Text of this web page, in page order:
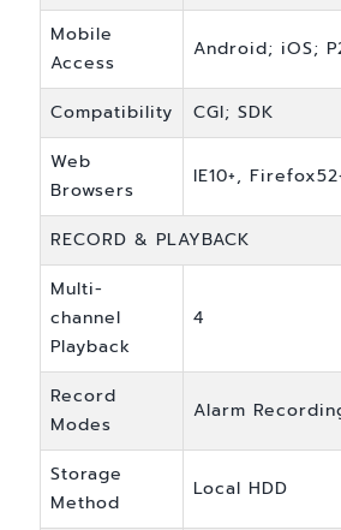
Mobile
Access
Android; iOS;
Compatibility
CGI; SDK
Web
Browsers
IE10+,
RECORD & PLAYBACK
Multi-
channel
Playback
4
Record
Modes
Alarm
Storage
Method
Local HDD